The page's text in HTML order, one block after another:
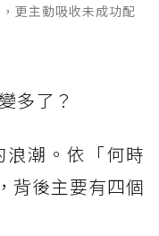
更主動吸收未成功配
多了？
潮。依「何時
背後主要有四個